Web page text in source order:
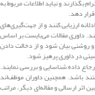
بگذارند و نباید اطلاعات مربوط به
قرار دهد.
ارزیابی کنند و از جهت‌گیری‌های
داوری مقالات می‌بایست بر اساس
روشنی بیان شود و از دخالت دادن
در داوری پرهیز شود.
داده شناسایی و بررسی نمایند.
باشد. همچنین داوران موظف‌اند
ارسالی و مقاله‌ای دیگر، مراتب